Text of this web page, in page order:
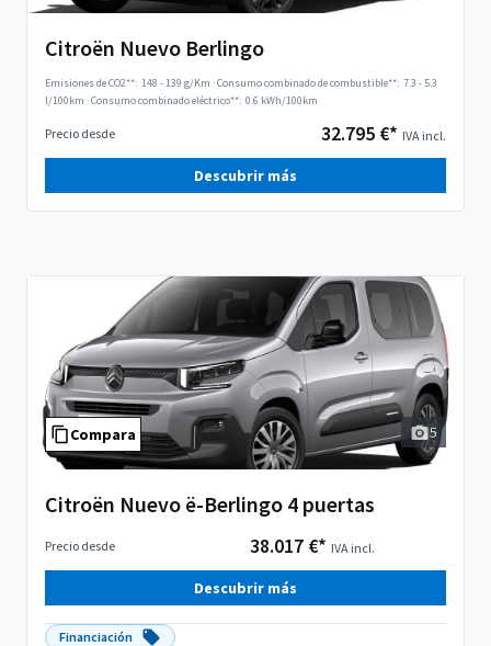
Citroën Nuevo Berlingo
Emisiones de CO2**: 148 - 139 g/Km ·Consumo combinado de combustible**: 7.3 - 5.3
l/100km ·Consumo combinado eléctrico**: 0.6 kWh/100km
Precio desde 32.795 €* IVA incl.
Descubrir más
Compara 5
Citroën Nuevo ë-Berlingo 4 puertas
Precio desde 38.017 €* IVA incl.
Descubrir más
Financiación